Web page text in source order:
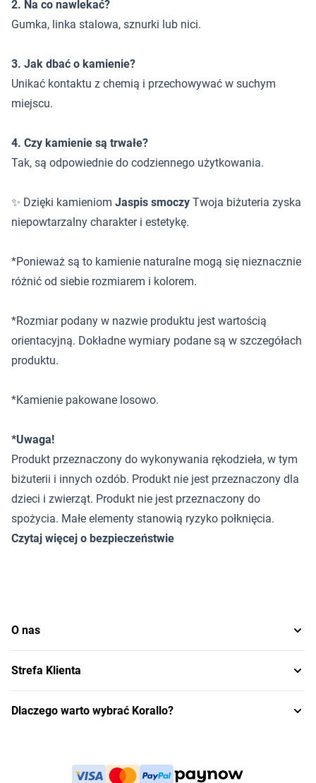
2. Na co nawlekać?
Gumka, linka stalowa, sznurki lub nici.
3. Jak dbać o kamienie?
Unikać kontaktu z chemią i przechowywać w suchym
miejscu.
4. Czy kamienie są trwałe?
Tak, są odpowiednie do codziennego użytkowania.
✨ Dzięki kamieniom Jaspis smoczy Twoja biżuteria zyska
niepowtarzalny charakter i estetykę.
*Ponieważ są to kamienie naturalne mogą się nieznacznie
różnić od siebie rozmiarem i kolorem.
*Rozmiar podany w nazwie produktu jest wartością
orientacyjną. Dokładne wymiary podane są w szczegółach
produktu.
*Kamienie pakowane losowo.
*Uwaga!
Produkt przeznaczony do wykonywania rękodzieła, w tym
biżuterii i innych ozdób. Produkt nie jest przeznaczony dla
dzieci i zwierząt. Produkt nie jest przeznaczony do
spożycia. Małe elementy stanowią ryzyko połknięcia.
Czytaj więcej o bezpieczeństwie
O nas
Strefa Klienta
Dlaczego warto wybrać Korallo?